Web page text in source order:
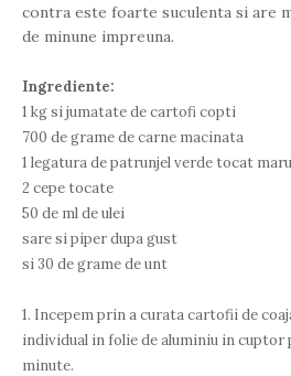
contra este foarte suculenta si are
de minune impreuna.
Ingrediente:
1 kg si jumatate de cartofi copti
700 de grame de carne macinata
1 legatura de patrunjel verde tocat
2 cepe tocate
50 de ml de ulei
sare si piper dupa gust
si 30 de grame de unt
1. Incepem prin a curata cartofii de
individual in folie de aluminiu in
minute.